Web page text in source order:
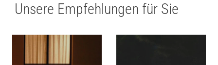
Unsere Empfehlungen für Sie